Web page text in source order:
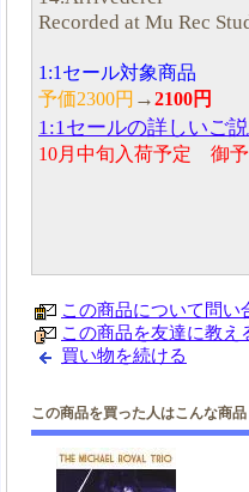
Recorded at Mu Rec
1:1セール対象商品
予価2300円 →2100円
1:1セールの詳しいご
10月中旬入荷予定 御
この商品について問い
この商品を友達に教え
買い物を続ける
この商品を買った人はこんな商